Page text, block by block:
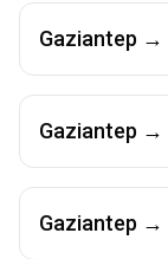
Gaziantep →
Gaziantep →
Gaziantep →